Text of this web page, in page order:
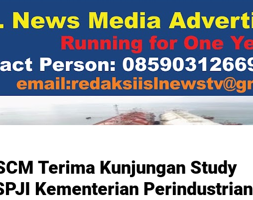
Terima Kunjungan Study
Kementerian Perindustrian